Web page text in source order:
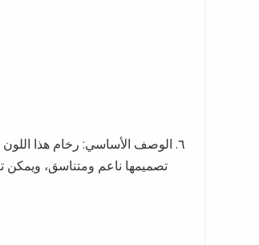
٦. الوصف الأساسي: رخام هذا
تصميمها ناعم ومتناسق، ويمكن